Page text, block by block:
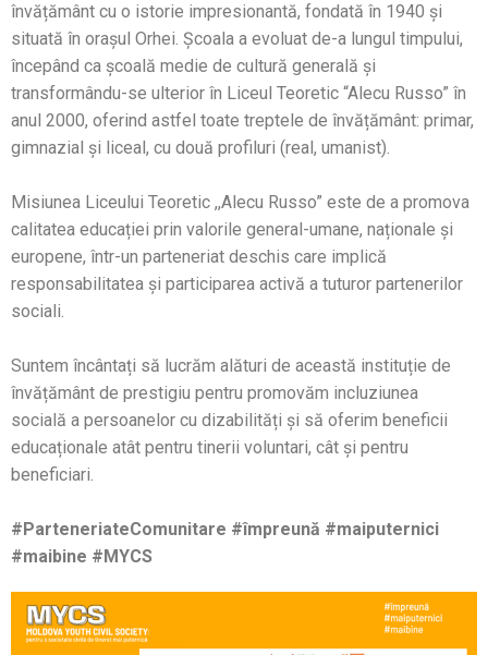
învățământ cu o istorie impresionantă, fondată în 1940 și
situată în orașul Orhei. Școala a evoluat de-a lungul timpului,
începând ca școală medie de cultură generală și
transformându-se ulterior în Liceul Teoretic “Alecu Russo” în
anul 2000, oferind astfel toate treptele de învățământ: primar,
gimnazial și liceal, cu două profiluri (real, umanist).
Misiunea Liceului Teoretic ,,Alecu Russo” este de a promova
calitatea educației prin valorile general-umane, naționale și
europene, într-un parteneriat deschis care implică
responsabilitatea și participarea activă a tuturor partenerilor
sociali.
Suntem încântați să lucrăm alături de această instituție de
învățământ de prestigiu pentru promovăm incluziunea
socială a persoanelor cu dizabilități și să oferim beneficii
educaționale atât pentru tinerii voluntari, cât și pentru
beneficiari.
#ParteneriateComunitare #împreună #maiputernici
#maibine #MYCS